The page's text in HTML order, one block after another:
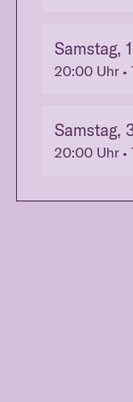
Samstag,
20:00Uhr•
Samstag,
20:00Uhr•